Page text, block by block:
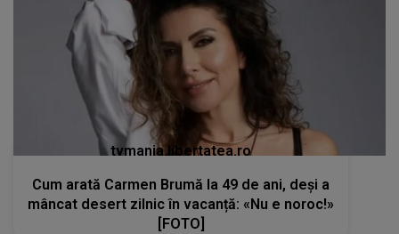
tvmania.libertatea.ro
Cum arată Carmen Brumă la 49 de ani, deși a
mâncat desert zilnic în vacanță: «Nu e noroc!»
[FOTO]